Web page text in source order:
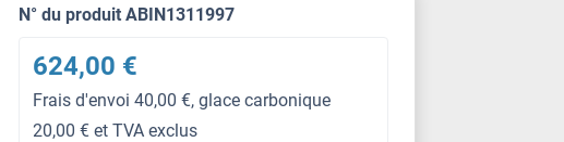
N° du produit ABIN1311997
624,00 €
Frais d'envoi 40,00 €, glace carbonique
20,00 € et TVA exclus